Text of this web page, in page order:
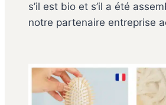
s’il est bio et s’il a été
notre partenaire entreprise